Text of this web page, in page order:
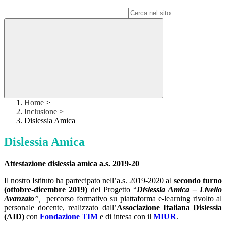
Home >
Inclusione >
Dislessia Amica
Dislessia Amica
Attestazione dislessia amica a.s. 2019-20
Il nostro Istituto ha partecipato nell’a.s. 2019-2020 al secondo turno
(ottobre-dicembre 2019) del Progetto “Dislessia Amica – Livello
Avanzato”,
percorso formativo su piattaforma e-learning rivolto al
personale docente, realizzato dall’Associazione Italiana Dislessia
(AID) con Fondazione TIM e di intesa con il MIUR.